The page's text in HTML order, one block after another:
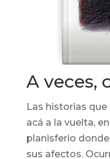
A veces,
Las historias
acá a la vuelta,
planisferio
sus afectos.